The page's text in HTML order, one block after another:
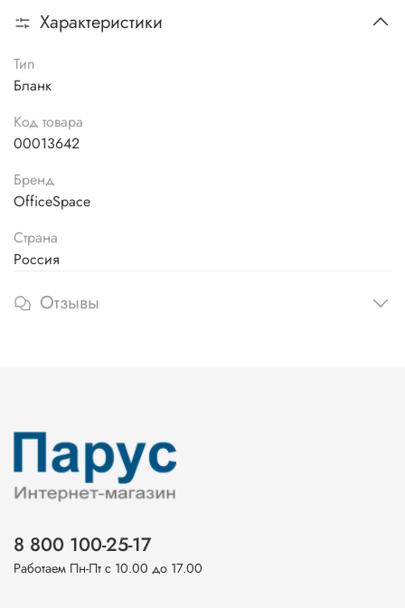
Характеристики
Тип
Бланк
Код товара
00013642
Бренд
OfficeSpace
Страна
Россия
Отзывы
8 800 100-25-17
Работаем Пн-Пт с 10.00 до 17.00